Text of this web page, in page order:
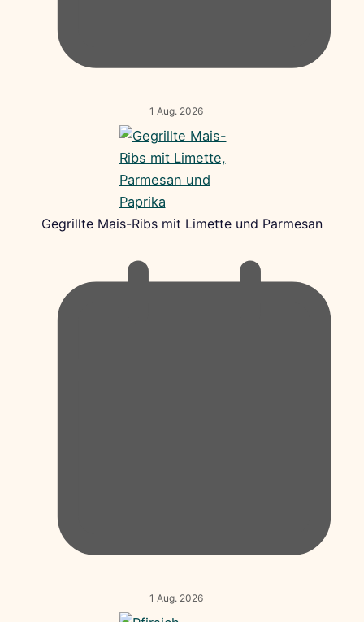
1 Aug. 2026
Gegrillte Mais-Ribs mit Limette und Parmesan
1 Aug. 2026